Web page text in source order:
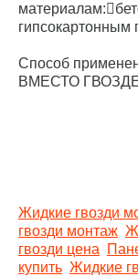
гипсокартонным
Способ
ВМЕСТО
Жидкие гвозди
гвозди монтаж
гвозди цена
купить Жидкие